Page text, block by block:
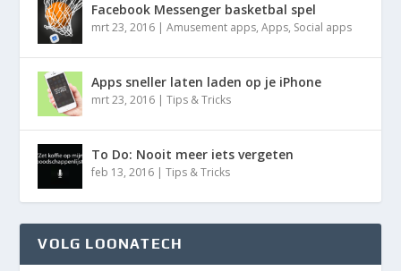
Facebook Messenger basketbal spel
mrt 23, 2016 |Amusement apps,Apps, Social apps
Apps sneller laten laden op je iPhone
mrt 23, 2016 |Tips & Tricks
To Do: Nooit meer iets vergeten
feb 13, 2016 |Tips & Tricks
VOLG LOONATECH